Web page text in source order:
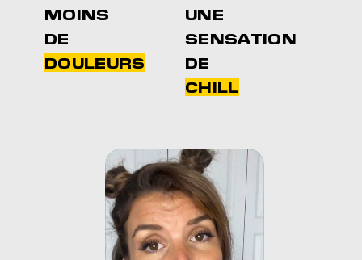
MOINS
DE
DOULEURS
UNE
SENSATION
DE
CHILL